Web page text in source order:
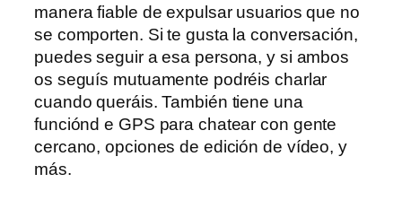
manera fiable de expulsar usuarios que no
se comporten. Si te gusta la conversación,
puedes seguir a esa persona, y si ambos
os seguís mutuamente podréis charlar
cuando queráis. También tiene una
funciónd e GPS para chatear con gente
cercano, opciones de edición de vídeo, y
más.